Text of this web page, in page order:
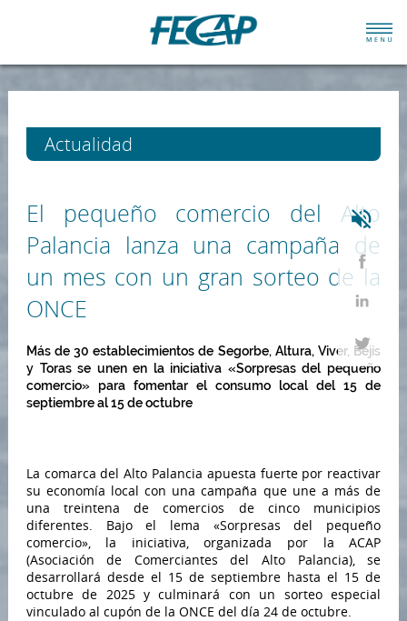
Actualidad
El pequeño comercio del Alto
Palancia lanza una campaña de
un mes con un gran sorteo de la
ONCE
Más de 30 establecimientos de Segorbe, Altura, Viver, Bejís
y Toras se unen en la iniciativa «Sorpresas del pequeño
comercio» para fomentar el consumo local del 15 de
septiembre al 15 de octubre
La comarca del Alto Palancia apuesta fuerte por reactivar
su economía local con una campaña que une a más de
una treintena de comercios de cinco municipios
diferentes. Bajo el lema «Sorpresas del pequeño
comercio», la iniciativa, organizada por la ACAP
(Asociación de Comerciantes del Alto Palancia), se
desarrollará desde el 15 de septiembre hasta el 15 de
octubre de 2025 y culminará con un sorteo especial
vinculado al cupón de la ONCE del día 24 de octubre.